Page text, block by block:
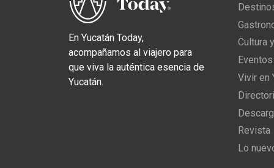
En Yucatán Today,
acompañamos al viajero para
que viva la auténtica esencia de
Yucatán.
Cultura
Vivir en
Revista
Lo